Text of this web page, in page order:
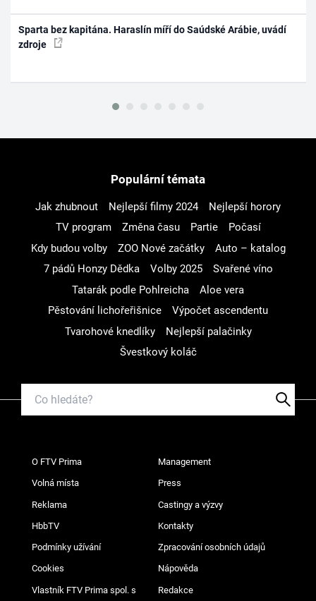
Sparta bez kapitána. Haraslín míří do Saúdské Arábie, uvádí
zdroje
Populární témata
Jak zhubnout Nejlepší filmy 2024
Nejlepší horory
TV program
Změna času Partie
Počasí
Kdy budou volby
ZOO Nové začátky
Auto – katalog
7 pádů Honzy Dědka
Volby 2025
Svařené víno
Tatarák podle Pohlreicha
Aloe vera
Pěstování lichořeřišnice
Výpočet ascendentu
Tvarohové knedlíky
Nejlepší palačinky
Švestkový koláč
O FTV Prima Management
Volná místa Press
Reklama Castingy a výzvy
HbbTV Kontakty
Podmínky užívání Zpracování osobních údajů
Cookies Nápověda
Vlastník FTV Prima spol. s
Redakce